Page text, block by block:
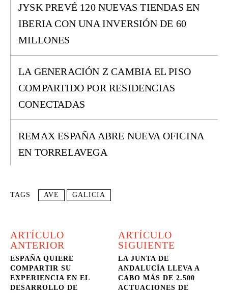
JYSK PREVÉ 120 NUEVAS TIENDAS EN
IBERIA CON UNA INVERSIÓN DE 60
MILLONES
LA GENERACIÓN Z CAMBIA EL PISO
COMPARTIDO POR RESIDENCIAS
CONECTADAS
REMAX ESPAÑA ABRE NUEVA OFICINA
EN TORRELAVEGA
TAGS AVE GALICIA
ARTÍCULO
ANTERIOR
ESPAÑA QUIERE
COMPARTIR SU
EXPERIENCIA EN EL
DESARROLLO DE
ARTÍCULO
SIGUIENTE
LA JUNTA DE
ANDALUCÍA LLEVA A
CABO MÁS DE 2.500
ACTUACIONES DE